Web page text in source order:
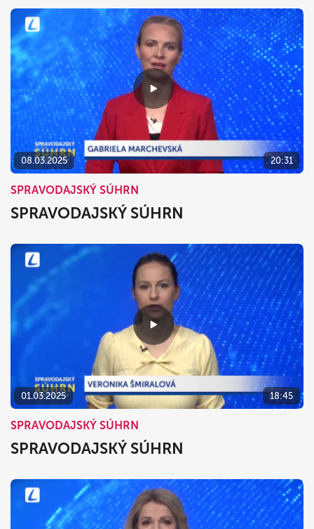
08.03.2025 20:31
SPRAVODAJSKÝ SÚHRN
SPRAVODAJSKÝ SÚHRN
01.03.2025 18:45
SPRAVODAJSKÝ SÚHRN
SPRAVODAJSKÝ SÚHRN